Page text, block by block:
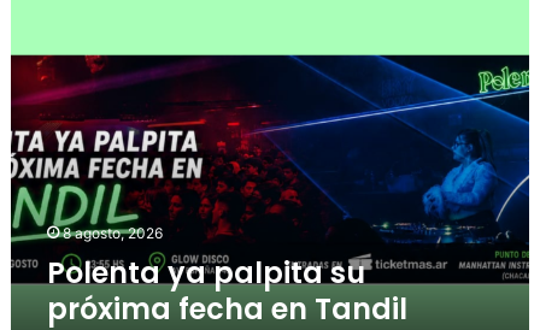
8 agosto, 2026
Polenta ya palpita su
próxima fecha en Tandil